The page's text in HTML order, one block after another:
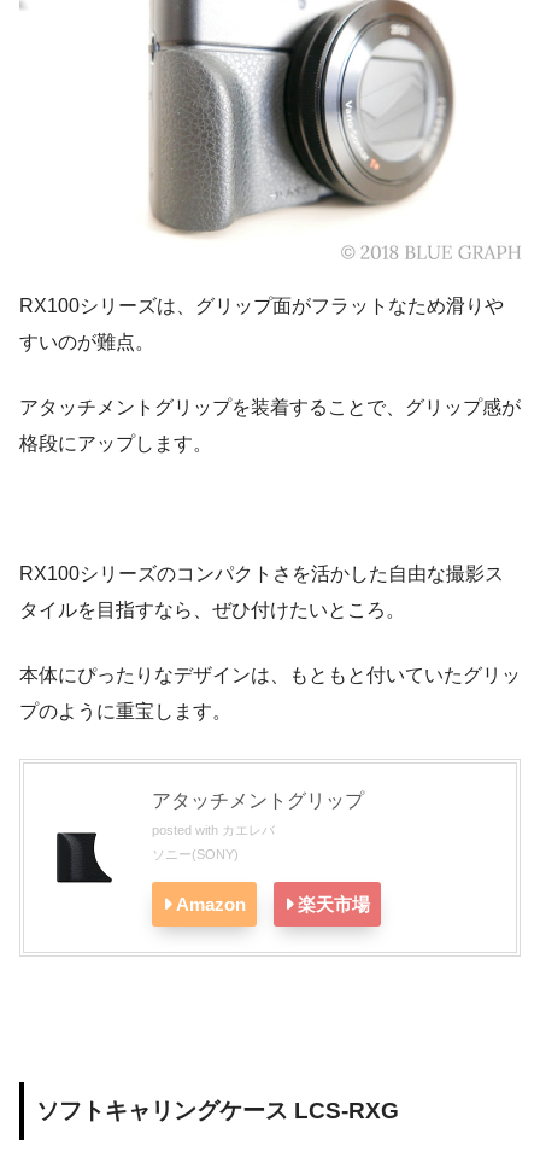
RX100シリーズは、グリップ面がフラットなため滑りや
すいのが難点。
アタッチメントグリップを装着することで、グリップ感が
格段にアップします。
RX100シリーズのコンパクトさを活かした自由な撮影ス
タイルを目指すなら、ぜひ付けたいところ。
本体にぴったりなデザインは、もともと付いていたグリッ
プのように重宝します。
アタッチメントグリップ
posted with カエレバ
ソニー(SONY)
Amazon 楽天市場
ソフトキャリングケース LCS-RXG